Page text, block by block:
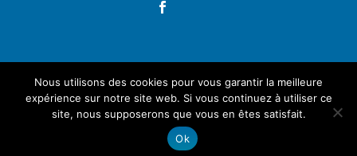
2025 (C) CK Villers-le-Lac, tous droits réservés.
Artemisia Conseil
Mention légales et politique de confidentialité
Nous utilisons des cookies pour vous garantir la meilleure
expérience sur notre site web. Si vous continuez à utiliser ce
site, nous supposerons que vous en êtes satisfait.
Ok